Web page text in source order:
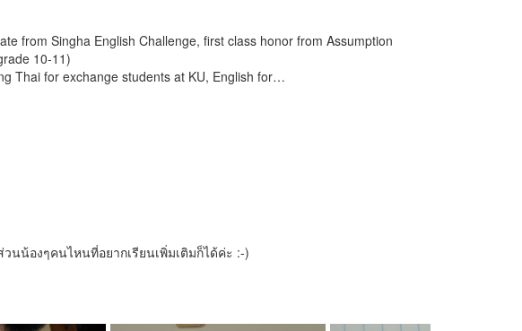
from Singha English Challenge, first class honor from Assumption
10-11)
Thai for exchange students at KU, English for…
น้องๆคนไหนที่อยากเรียนเพิ่มเติมก็ได้ค่ะ :-)